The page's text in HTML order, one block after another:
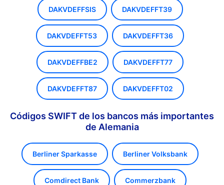
DAKVDEFFSIS DAKVDEFFT39
DAKVDEFFT53 DAKVDEFFT36
DAKVDEFFBE2 DAKVDEFFT77
DAKVDEFFT87 DAKVDEFFT02
Códigos SWIFT de los bancos más importantes
de Alemania
Berliner Sparkasse Berliner Volksbank
Comdirect Bank Commerzbank